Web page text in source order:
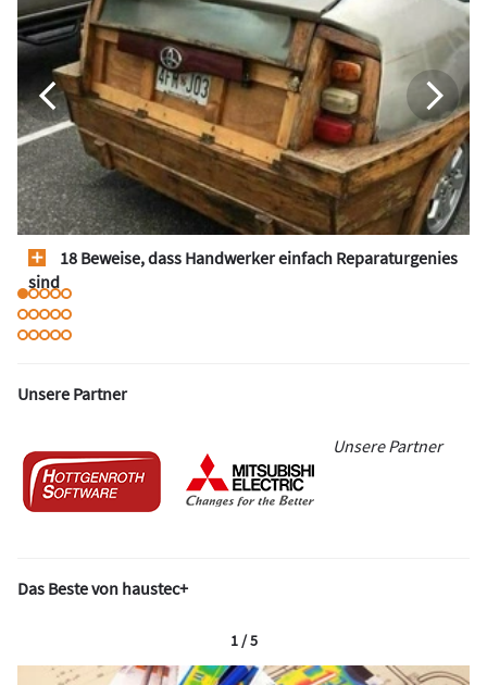
18 Beweise, dass Handwerker einfach Reparaturgenies
sind
Unsere Partner
Unsere Partner
Das Beste von haustec+
1 / 5